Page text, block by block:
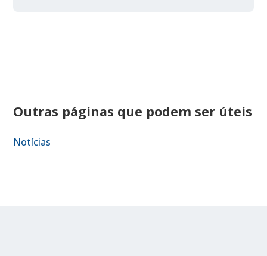
Outras páginas que podem ser úteis
Notícias